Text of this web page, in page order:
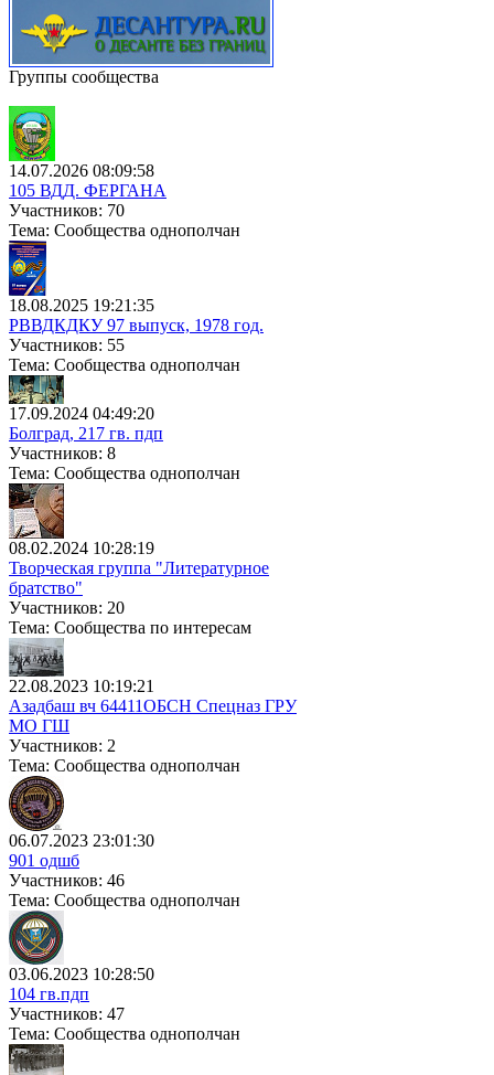
Группы сообщества
14.07.2026 08:09:58
105 ВДД. ФЕРГАНА
Участников: 70
Тема: Сообщества однополчан
18.08.2025 19:21:35
РВВДКДКУ 97 выпуск, 1978 год.
Участников: 55
Тема: Сообщества однополчан
17.09.2024 04:49:20
Болград, 217 гв. пдп
Участников: 8
Тема: Сообщества однополчан
08.02.2024 10:28:19
Творческая группа "Литературное
братство"
Участников: 20
Тема: Сообщества по интересам
22.08.2023 10:19:21
Азадбаш вч 64411ОБСН Спецназ ГРУ
МО ГШ
Участников: 2
Тема: Сообщества однополчан
06.07.2023 23:01:30
901 одшб
Участников: 46
Тема: Сообщества однополчан
03.06.2023 10:28:50
104 гв.пдп
Участников: 47
Тема: Сообщества однополчан